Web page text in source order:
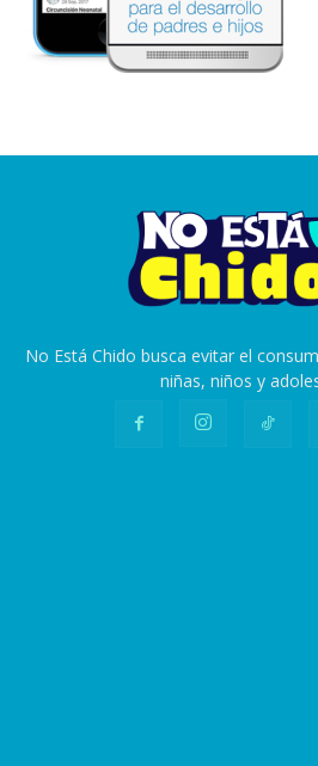
No Está Chido busca evitar el
niñas, niños y